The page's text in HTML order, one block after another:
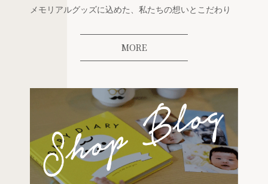
メモリアルグッズに込めた、私たちの想いとこだわり
MORE